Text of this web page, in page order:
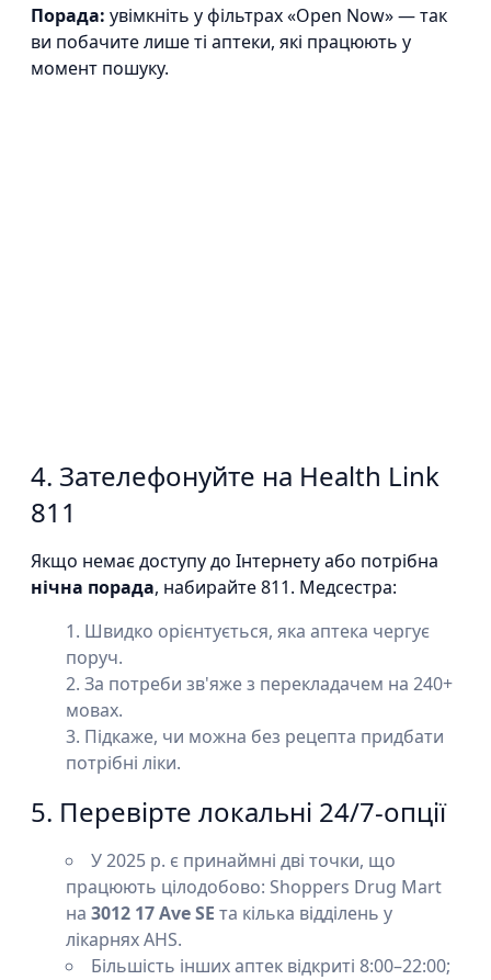
Порада: увімкніть у фільтрах «Open Now» — так
ви побачите лише ті аптеки, які працюють у
момент пошуку.
4. Зателефонуйте на Health Link
811
Якщо немає доступу до Інтернету або потрібна
нічна порада, набирайте 811. Медсестра:
Швидко орієнтується, яка аптека чергує
поруч.
За потреби зв'яже з перекладачем на 240+
мовах.
Підкаже, чи можна без рецепта придбати
потрібні ліки.
5. Перевірте локальні 24/7-опції
У 2025 р. є принаймні дві точки, що
працюють цілодобово: Shoppers Drug Mart
на 3012 17 Ave SE та кілька відділень у
лікарнях AHS.
Більшість інших аптек відкриті 8:00–22:00;